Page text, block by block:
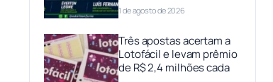
1 de agosto de 2026
Três apostas acertam a
Lotofácil e levam prêmio
de R$ 2,4 milhões cada